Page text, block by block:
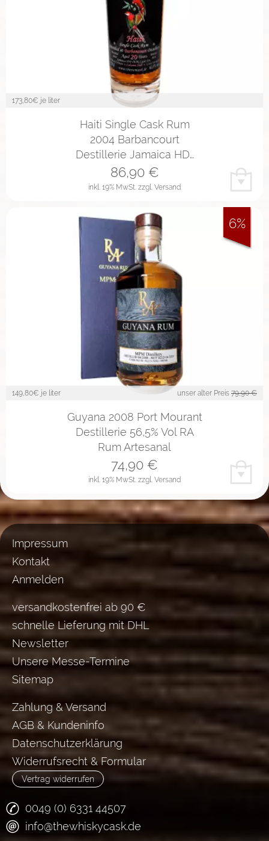
173,80€ je liter
Haiti Single Cask Rum
2004 Barbancourt
Destillerie Jamaica HD…
inkl. 19% MwSt. zzgl. Versand
86,90€
149,80€ je liter unser alter Preis 79,90 €
Guyana 2008 Port Mourant
Destillerie 56,5% Vol RA
Rum Artesanal
inkl. 19% MwSt. zzgl. Versand
74,90 €
6%
Impressum
Kontakt
Anmelden
versandkostenfrei ab 90 €
schnelle Lieferung mit DHL
Newsletter
Unsere Messe-Termine
Sitemap
Zahlung & Versand
AGB & Kundeninfo
Datenschutzerklärung
Widerrufsrecht & Formular
Vertrag widerrufen
0049 (0) 6331 44507
info@thewhiskycask.de